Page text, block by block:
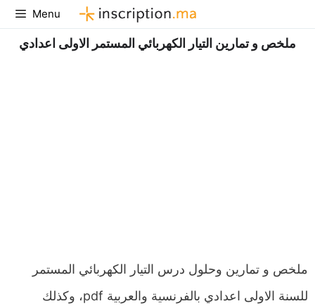
Aller
au
contenu
Menu
ملخص و تمارين التيار الكهربائي المستمر الاولى اعدادي
ملخص و تمارين وحلول درس التيار الكهربائي المستمر
للسنة الاولى اعدادي بالفرنسية والعربية pdf، وكذلك